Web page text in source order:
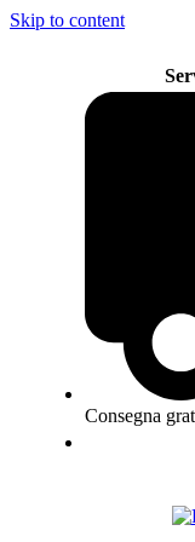
Skip to content
Consegna